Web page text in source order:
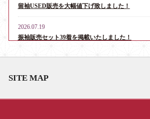
留袖USED販売を大幅値下げ致しました！
2026.07.19
振袖販売セット39着を掲載いたしました！
2026.06.13
した！
2026.06.13
SITE MAP